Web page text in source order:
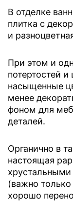
В отделке
плитка с
и
При этом и
потертостей
насыщенные
менее
фоном для
деталей.
Органично в
настоящая
(важно
хорошо